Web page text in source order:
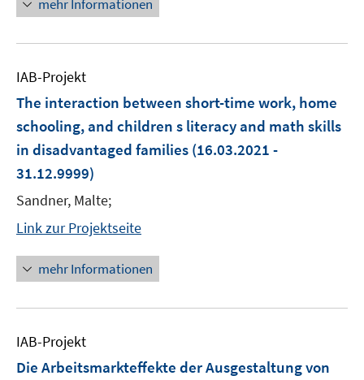
mehr Informationen
IAB-Projekt
The interaction between short-time work, home
schooling, and children s literacy and math skills
in disadvantaged families (16.03.2021 -
31.12.9999)
Sandner, Malte;
Link zur Projektseite
mehr Informationen
IAB-Projekt
Die Arbeitsmarkteffekte der Ausgestaltung von